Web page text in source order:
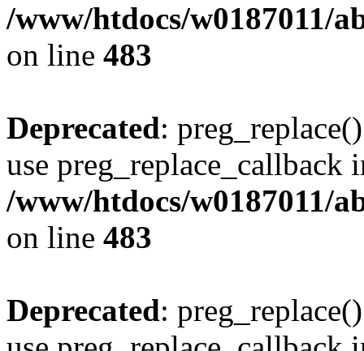
/www/htdocs/w0187011/
on line 483
Deprecated:
use preg_replace_callback
/www/htdocs/w0187011/
on line 483
Deprecated: